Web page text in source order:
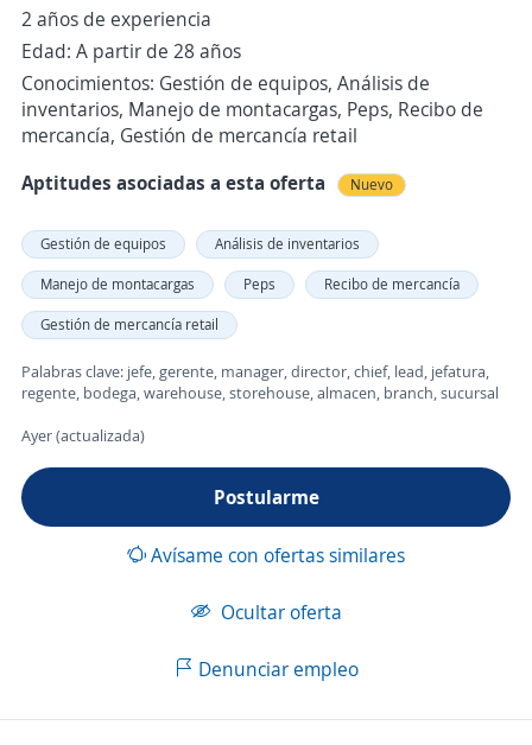
2 años de experiencia
Edad: A partir de 28 años
Conocimientos: Gestión de equipos, Análisis de
inventarios, Manejo de montacargas, Peps, Recibo de
mercancía, Gestión de mercancía retail
Aptitudes asociadas a esta oferta
Nuevo
Gestión de equipos
Análisis de inventarios
Manejo de montacargas
Peps
Recibo de mercancía
Gestión de mercancía retail
Palabras clave: jefe, gerente, manager, director, chief, lead, jefatura,
regente, bodega, warehouse, storehouse, almacen, branch, sucursal
Ayer (actualizada)
Postularme
Avísame con ofertas similares
Ocultar oferta
Denunciar empleo